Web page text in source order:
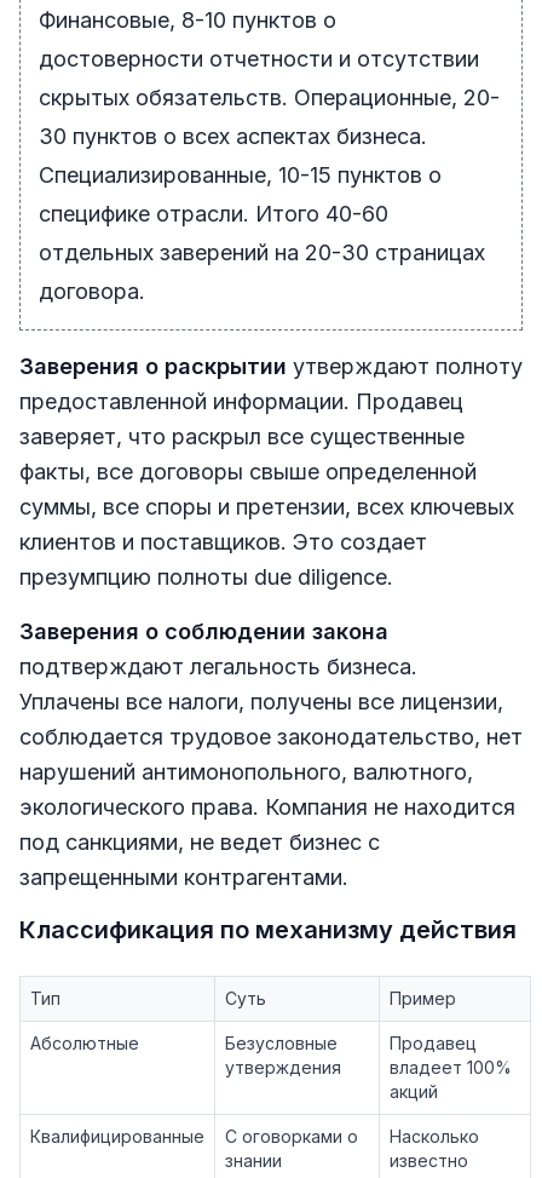
Финансовые, 8-10 пунктов о
достоверности отчетности и отсутствии
скрытых обязательств. Операционные, 20-
30 пунктов о всех аспектах бизнеса.
Специализированные, 10-15 пунктов о
специфике отрасли. Итого 40-60
отдельных заверений на 20-30 страницах
договора.
Заверения о раскрытии утверждают полноту
предоставленной информации. Продавец
заверяет, что раскрыл все существенные
факты, все договоры свыше определенной
суммы, все споры и претензии, всех ключевых
клиентов и поставщиков. Это создает
презумпцию полноты due diligence.
Заверения о соблюдении закона
подтверждают легальность бизнеса.
Уплачены все налоги, получены все лицензии,
соблюдается трудовое законодательство, нет
нарушений антимонопольного, валютного,
экологического права. Компания не находится
под санкциями, не ведет бизнес с
запрещенными контрагентами.
Классификация по механизму действия
Тип Суть Пример
Абсолютные
Безусловные
утверждения
Продавец
владеет 100%
акций
Квалифицированные
С оговорками о
знании
Насколько
известно